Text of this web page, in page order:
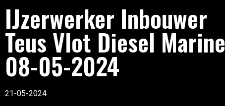
IJzerwerker Inbouwer
Teus Vlot Diesel Marine
08-05-2024
21-05-2024